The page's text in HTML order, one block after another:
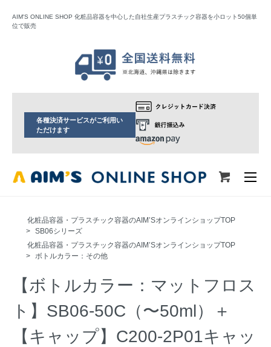
AIM'S ONLINE SHOP 化粧品容器を中心した自社生産プラスチック容器を小ロット50個単
位で販売
各種決済サービスがご利用い
ただけます
化粧品容器・プラスチック容器のAIM’SオンラインショップTOP
> SB06シリーズ
化粧品容器・プラスチック容器のAIM’SオンラインショップTOP
> ボトルカラー：その他
【ボトルカラー：マットフロス
ト】SB06-50C（〜50ml）＋
【キャップ】C200-2P01キャッ